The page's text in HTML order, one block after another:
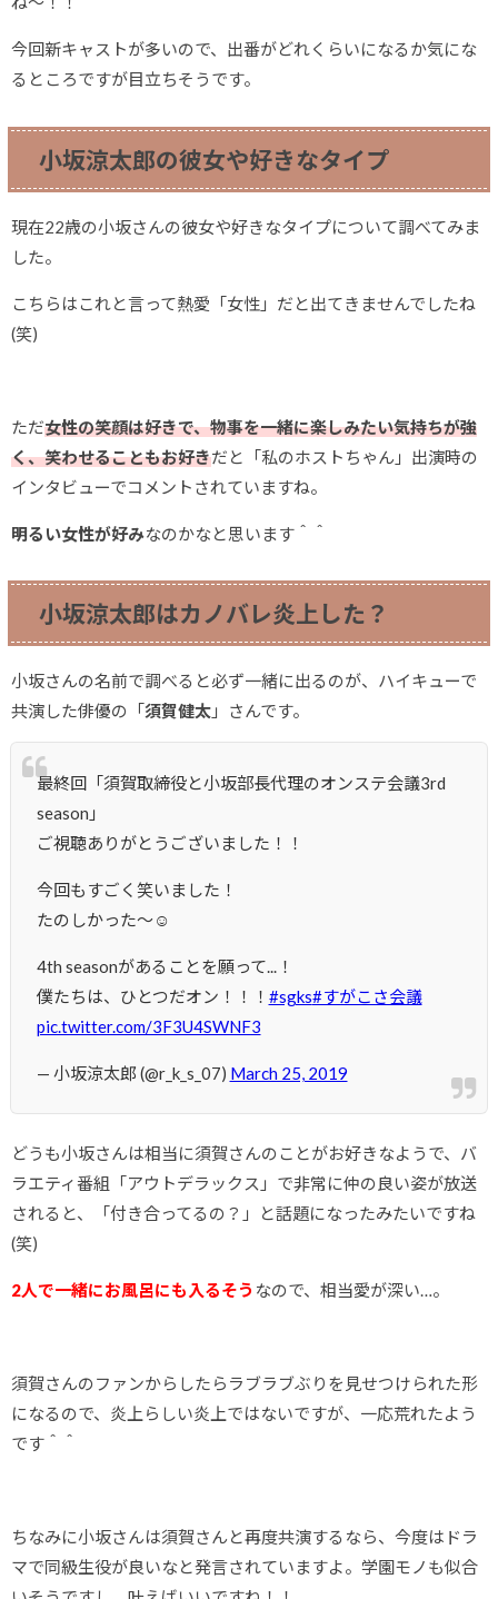
今回新キャストが多いので、出番がどれくらいになるか気にな
るところですが目立ちそうです。
小坂涼太郎の彼女や好きなタイプ
現在22歳の小坂さんの彼女や好きなタイプについて調べてみま
した。
こちらはこれと言って熱愛「女性」だと出てきませんでしたね
(笑)
ただ女性の笑顔は好きで、物事を一緒に楽しみたい気持ちが強
く、笑わせることもお好きだと「私のホストちゃん」出演時の
インタビューでコメントされていますね。
明るい女性が好みなのかなと思います＾＾
小坂涼太郎はカノバレ炎上した？
小坂さんの名前で調べると必ず一緒に出るのが、ハイキューで
共演した俳優の「 須賀健太 」さんです。
最終回「須賀取締役と小坂部長代理のオンステ会議3rd
season」
ご視聴ありがとうございました！！
今回もすごく笑いました！
たのしかった〜☺︎
4th seasonがあることを願って...！
僕たちは、ひとつだオン！！！ #sgks#すがこさ会議
pic.twitter.com/3F3U4SWNF3
— 小坂涼太郎 (@r_k_s_07) March 25, 2019
どうも小坂さんは相当に須賀さんのことがお好きなようで、バ
ラエティ番組「アウトデラックス」で非常に仲の良い姿が放送
されると、「付き合ってるの？」と話題になったみたいですね
(笑)
2人で一緒にお風呂にも入るそう なので、相当愛が深い…。
須賀さんのファンからしたらラブラブぶりを見せつけられた形
になるので、炎上らしい炎上ではないですが、一応荒れたよう
です＾＾
ちなみに小坂さんは須賀さんと再度共演するなら、今度はドラ
マで同級生役が良いなと発言されていますよ。学園モノも似合